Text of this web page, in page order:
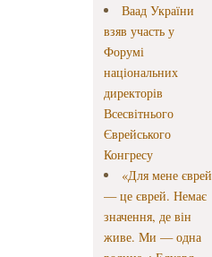
Ваад України
взяв участь у
Форумі
національних
директорів
Всесвітнього
Єврейського
Конгресу
«Для мене єврей
— це єврей. Немає
значення, де він
живе. Ми — одна